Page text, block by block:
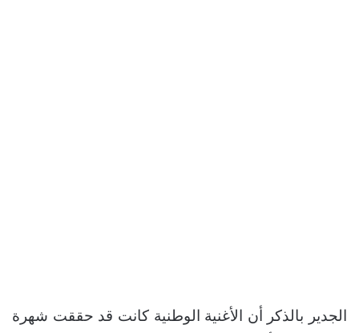
الجدير بالذكر أن الأغنية الوطنية كانت قد حققت شهرة